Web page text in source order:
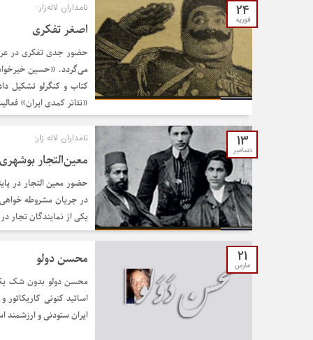
24
فوریه
نامداران لاله‌زار:
اصغر تفکری
کتاب و کنگرلو تشکیل
«تئاتر کمدی ایران»
13
دسامبر
نامداران لاله زار:
معین‌التجار بوشهری
حضور معین التجار در
در جریان مشروطه
یکی از نمایندگان تجار در هفدهم مهر ۱۲۸۵
21
مارس محسن دولو
محسن دولو بدون شک یکی
اساتید کنونی
ایران ستودنی و ارزشمند